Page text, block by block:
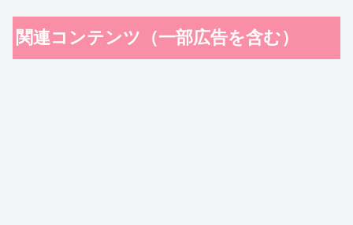
関連コンテンツ（一部広告を含む）